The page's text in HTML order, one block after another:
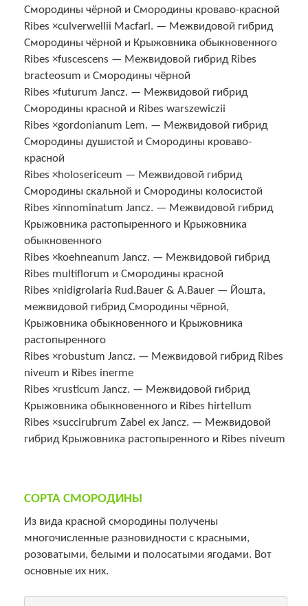
Смородины чёрной и Смородины кроваво-красной
Ribes ×culverwellii Macfarl. — Межвидовой гибрид
Смородины чёрной и Крыжовника обыкновенного
Ribes ×fuscescens — Межвидовой гибрид Ribes
bracteosum и Смородины чёрной
Ribes ×futurum Jancz. — Межвидовой гибрид
Смородины красной и Ribes warszewiczii
Ribes ×gordonianum Lem. — Межвидовой гибрид
Смородины душистой и Смородины кроваво-
красной
Ribes ×holosericeum — Межвидовой гибрид
Смородины скальной и Смородины колосистой
Ribes ×innominatum Jancz. — Межвидовой гибрид
Крыжовника растопыренного и Крыжовника
обыкновенного
Ribes ×koehneanum Jancz. — Межвидовой гибрид
Ribes multiflorum и Смородины красной
Ribes ×nidigrolaria Rud.Bauer & A.Bauer — Йошта,
межвидовой гибрид Смородины чёрной,
Крыжовника обыкновенного и Крыжовника
растопыренного
Ribes ×robustum Jancz. — Межвидовой гибрид Ribes
niveum и Ribes inerme
Ribes ×rusticum Jancz. — Межвидовой гибрид
Крыжовника обыкновенного и Ribes hirtellum
Ribes ×succirubrum Zabel ex Jancz. — Межвидовой
гибрид Крыжовника растопыренного и Ribes niveum
СОРТА СМОРОДИНЫ
Из вида красной смородины получены
многочисленные разновидности с красными,
розоватыми, белыми и полосатыми ягодами. Вот
основные их них.